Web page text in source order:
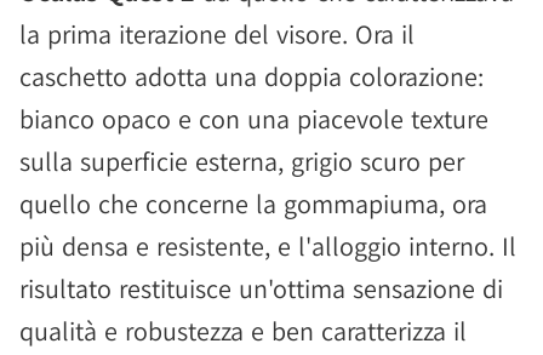
la prima iterazione del visore. Ora il
caschetto adotta una doppia colorazione:
bianco opaco e con una piacevole texture
sulla superficie esterna, grigio scuro per
quello che concerne la gommapiuma, ora
più densa e resistente, e l'alloggio interno. Il
risultato restituisce un'ottima sensazione di
qualità e robustezza e ben caratterizza il